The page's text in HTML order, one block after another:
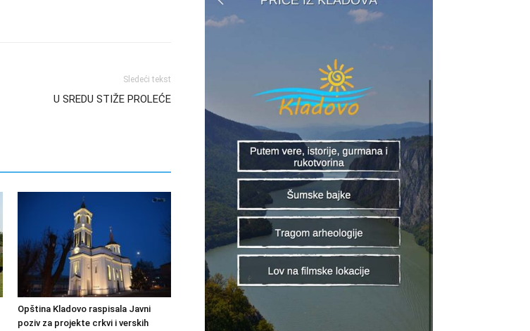
Sledeći tekst
U SREDU STIŽE PROLEĆE
Opština Kladovo raspisala Javni
poziv za projekte crkvi i verskih